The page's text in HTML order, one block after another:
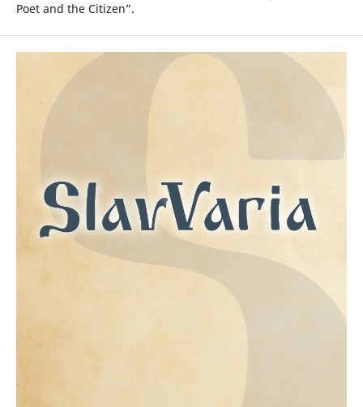
Poet and the Citizen”.